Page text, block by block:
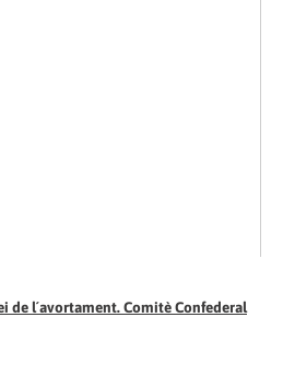
de l´avortament. Comitè Confederal